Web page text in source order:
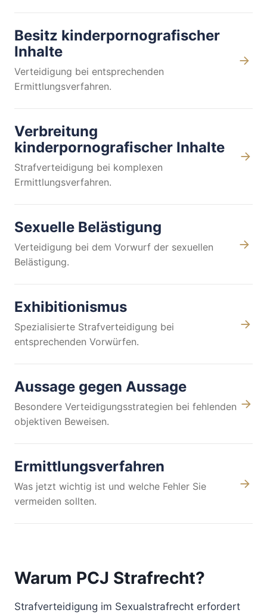
Besitz kinderpornografischer
Inhalte
Verteidigung bei entsprechenden
Ermittlungsverfahren.
Verbreitung
kinderpornografischer Inhalte
Strafverteidigung bei komplexen
Ermittlungsverfahren.
Sexuelle Belästigung
Verteidigung bei dem Vorwurf der sexuellen
Belästigung.
Exhibitionismus
Spezialisierte Strafverteidigung bei
entsprechenden Vorwürfen.
Aussage gegen Aussage
Besondere Verteidigungsstrategien bei fehlenden
objektiven Beweisen.
Ermittlungsverfahren
Was jetzt wichtig ist und welche Fehler Sie
vermeiden sollten.
Warum PCJ Strafrecht?
Strafverteidigung im Sexualstrafrecht erfordert